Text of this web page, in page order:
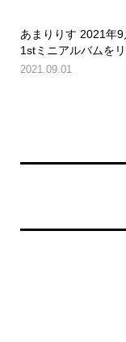
あまりりす 2021年9
1stミニアルバムを
2021.09.01